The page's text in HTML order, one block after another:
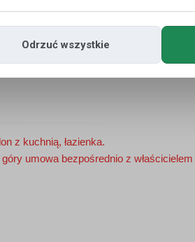
z kuchnią, łazienka.
umowa bezpośrednio z właścicielem
Odrzuć wszystkie